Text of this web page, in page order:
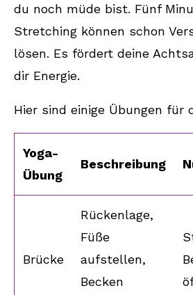
du noch müde bist. Fünf
Stretching können schon
lösen. Es fördert deine
dir Energie.
Hier sind einige Übungen für
Yoga-
Übung
Beschreibung
Brücke
Rückenlage,
Füße
aufstellen,
Becken